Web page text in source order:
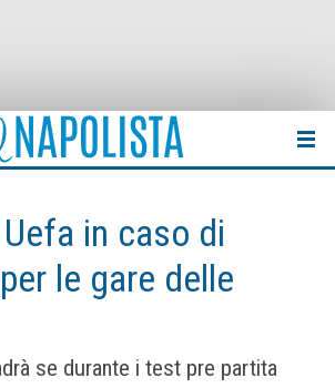
in caso di
le gare delle
se durante i test pre partita